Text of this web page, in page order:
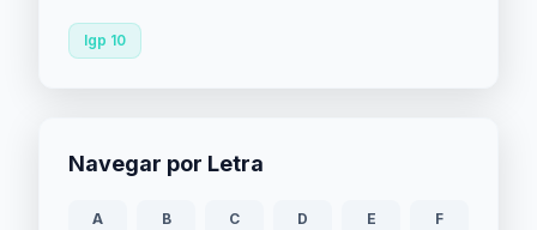
Igp 10
Navegar por Letra
A B C D E F